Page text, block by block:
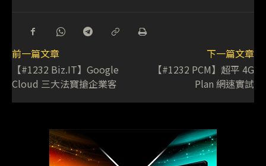
前一篇文章
【#1232 Biz.IT】Google
Cloud 三大法寶搶企業客
下一篇文章
【#1232 PCM】超平 4G
Plan 網速實試